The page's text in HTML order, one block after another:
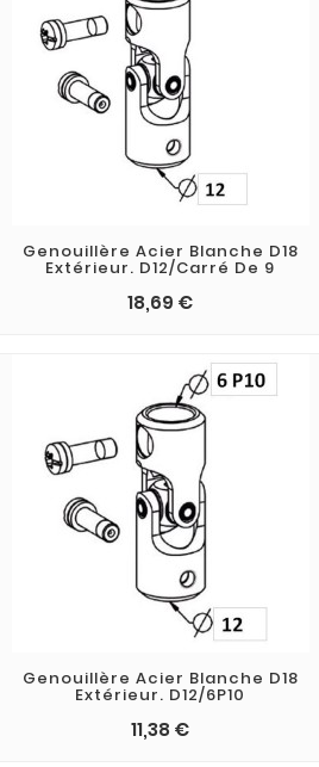
Genouillère Acier Blanche D18
Extérieur. D12/Carré De 9
18,69 €
Genouillère Acier Blanche D18
Extérieur. D12/6P10
11,38 €